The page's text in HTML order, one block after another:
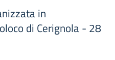
in
di Cerignola - 28